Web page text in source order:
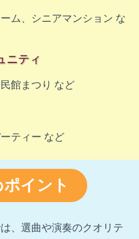
ム、シニアマンション な
ニティ
館まつり など
ティー など
イント
、選曲や演奏のクオリテ